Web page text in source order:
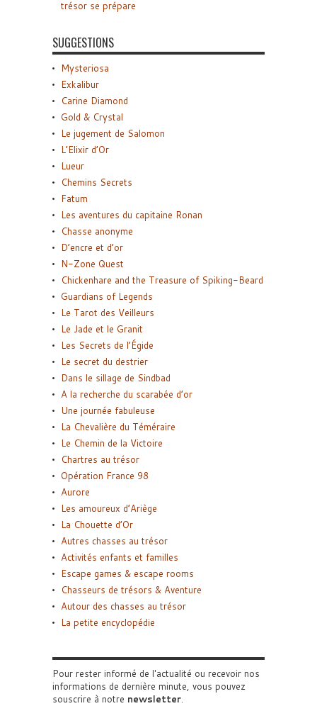
trésor se prépare
SUGGESTIONS
Mysteriosa
Exkalibur
Carine Diamond
Gold & Crystal
Le jugement de Salomon
L’Elixir d’Or
Lueur
Chemins Secrets
Fatum
Les aventures du capitaine Ronan
Chasse anonyme
D’encre et d’or
N-Zone Quest
Chickenhare and the Treasure of Spiking-Beard
Guardians of Legends
Le Tarot des Veilleurs
Le Jade et le Granit
Les Secrets de l’Égide
Le secret du destrier
Dans le sillage de Sindbad
A la recherche du scarabée d’or
Une journée fabuleuse
La Chevalière du Téméraire
Le Chemin de la Victoire
Chartres au trésor
Opération France 98
Aurore
Les amoureux d’Ariège
La Chouette d’Or
Autres chasses au trésor
Activités enfants et familles
Escape games & escape rooms
Chasseurs de trésors & Aventure
Autour des chasses au trésor
La petite encyclopédie
Pour rester informé de l'actualité ou recevoir nos
informations de dernière minute, vous pouvez
souscrire à notre newsletter.